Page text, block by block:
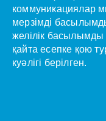
коммуникациялар
мерзімді
желілік басылымды
қайта есепке қою
куәлігі берілген.